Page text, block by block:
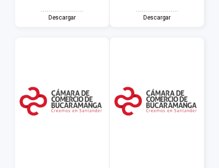
Descargar Descargar